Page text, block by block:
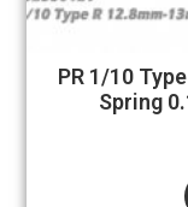
PR 1/10
Spring